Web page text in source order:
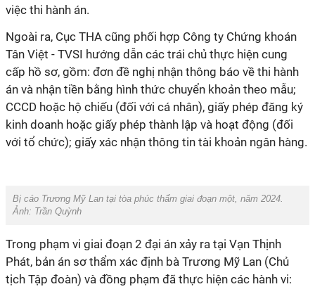
việc thi hành án.
Ngoài ra, Cục THA cũng phối hợp Công ty Chứng khoán
Tân Việt - TVSI hướng dẫn các trái chủ thực hiện cung
cấp hồ sơ, gồm: đơn đề nghị nhận thông báo về thi hành
án và nhận tiền bằng hình thức chuyển khoản theo mẫu;
CCCD hoặc hộ chiếu (đối với cá nhân), giấy phép đăng ký
kinh doanh hoặc giấy phép thành lập và hoạt động (đối
với tổ chức); giấy xác nhận thông tin tài khoản ngân hàng.
Bị cáo Trương Mỹ Lan tại tòa phúc thẩm giai đoạn một, năm 2024.
Ảnh: Trần Quỳnh
Trong phạm vi giai đoạn 2 đại án xảy ra tại Vạn Thịnh
Phát, bản án sơ thẩm xác định bà Trương Mỹ Lan (Chủ
tịch Tập đoàn) và đồng phạm đã thực hiện các hành vi: